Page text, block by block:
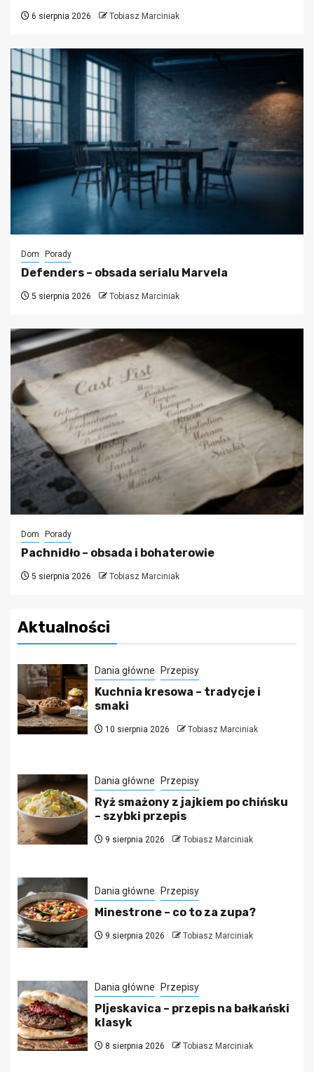
6 sierpnia 2026 Tobiasz Marciniak
Dom Porady
Defenders – obsada serialu Marvela
5 sierpnia 2026 Tobiasz Marciniak
Dom Porady
Pachnidło – obsada i bohaterowie
5 sierpnia 2026 Tobiasz Marciniak
Aktualności
Dania główne Przepisy
Kuchnia kresowa – tradycje i
smaki
10 sierpnia 2026 Tobiasz Marciniak
Dania główne Przepisy
Ryż smażony z jajkiem po chińsku
– szybki przepis
9 sierpnia 2026 Tobiasz Marciniak
Dania główne Przepisy
Minestrone – co to za zupa?
9 sierpnia 2026 Tobiasz Marciniak
Dania główne Przepisy
Pljeskavica – przepis na bałkański
klasyk
8 sierpnia 2026 Tobiasz Marciniak